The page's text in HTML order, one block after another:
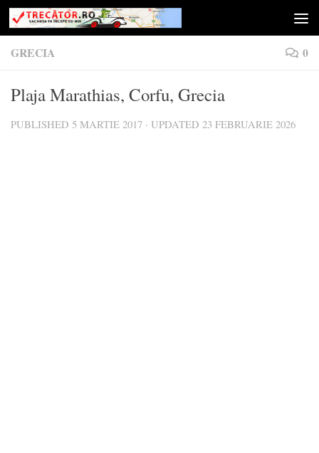
Skip to content
GRECIA 0
Plaja Marathias, Corfu, Grecia
PUBLISHED 5 MARTIE 2017 · UPDATED 23 FEBRUARIE 2026